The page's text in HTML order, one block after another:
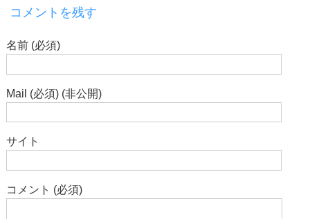
コメントを残す
名前 (必須)
Mail (必須) (非公開)
サイト
コメント (必須)